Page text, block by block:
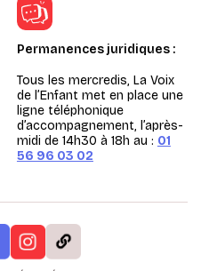
Permanences juridiques :
Tous les mercredis, La Voix
de l’Enfant met en place une
ligne téléphonique
d’accompagnement, l’après-
midi de 14h30 à 18h au : 01
56 96 03 02